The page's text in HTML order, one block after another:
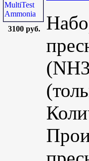
3100 руб.